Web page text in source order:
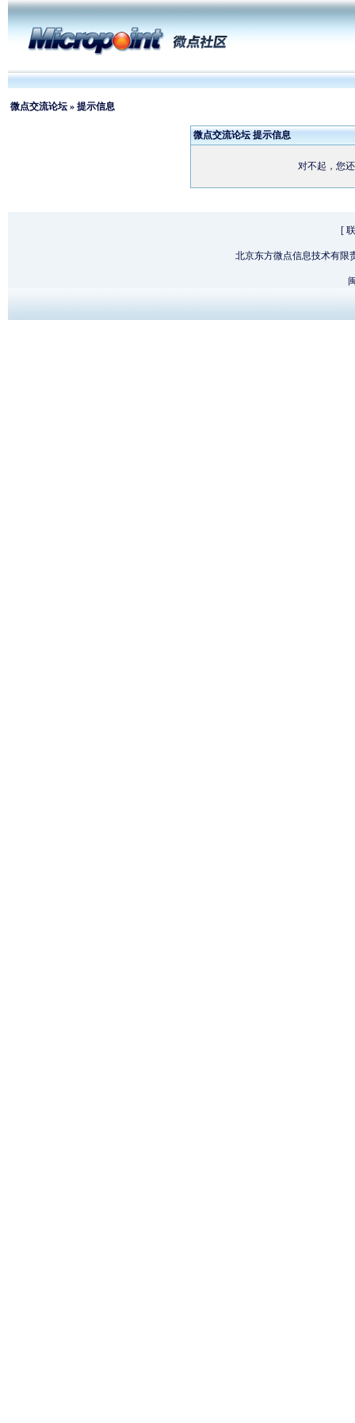
微点交流论坛 » 提示信息
微点交流论坛 提示信息
对不起，您
[
北京东方微点信息技术有限